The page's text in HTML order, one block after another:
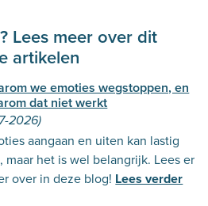
Lees meer over dit
artikelen
we emoties wegstoppen, en
dat niet werkt
2026)
aangaan en uiten kan lastig
maar het is wel belangrijk. Lees er
over in deze blog! Lees verder